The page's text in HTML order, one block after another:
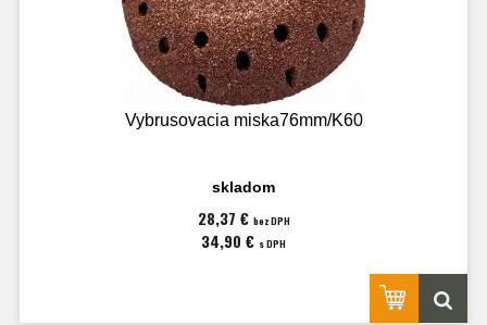
Vybrusovacia miska76mm/K60
skladom
28,37 € bez DPH
34,90 € s DPH